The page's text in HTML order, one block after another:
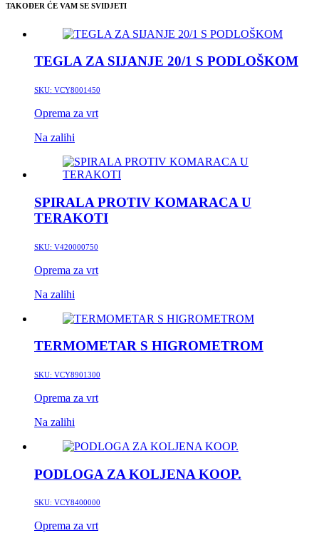
TAKOĐER ĆE VAM SE SVIDJETI
TEGLA ZA SIJANJE 20/1 S PODLOŠKOM
SKU: VCY8001450
Oprema za vrt
Na zalihi
SPIRALA PROTIV KOMARACA U
TERAKOTI
SKU: V420000750
Oprema za vrt
Na zalihi
TERMOMETAR S HIGROMETROM
SKU: VCY8901300
Oprema za vrt
Na zalihi
PODLOGA ZA KOLJENA KOOP.
SKU: VCY8400000
Oprema za vrt